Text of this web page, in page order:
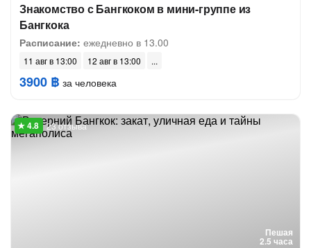
Знакомство с Бангкоком в мини-группе из
Бангкока
Расписание: ежедневно в 13.00
11 авг в 13:00 12 авг в 13:00
3900 ฿ за человека
Пешая
2.5 часа
23 отзыва